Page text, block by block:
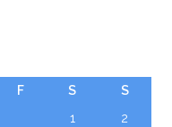
F S
S
1
2